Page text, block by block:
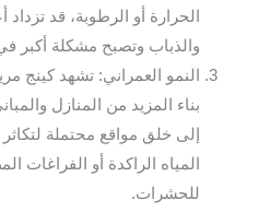
الحرارة أو الرطوبة، قد
والذباب وتصبح مشكلة أكبر
النمو العمراني: تشهد كينج
بناء المزيد من المنازل
إلى خلق مواقع محتملة
المياه الراكدة أو الفراغات
للحشرات.